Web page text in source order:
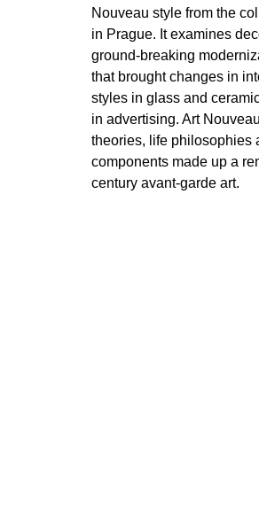
Nouveau style from the
in Prague. It examines
ground-breaking
that brought changes in
styles in glass and
in advertising. Art
theories, life philosophies
components made up a
century avant-garde art.